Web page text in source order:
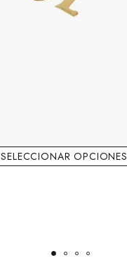
SELECCIONAR OPCIONES